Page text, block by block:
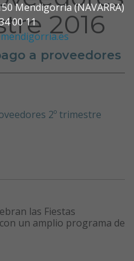
Mendigorria (NAVARRA)
00 11
2016
a proveedores
2º trimestre
las Fiestas
un amplio programa de